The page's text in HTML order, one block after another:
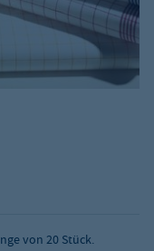
von 20 Stück.